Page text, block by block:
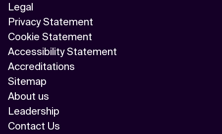
Legal
Privacy Statement
Cookie Statement
Accessibility Statement
Accreditations
Sitemap
About us
Leadership
Contact Us